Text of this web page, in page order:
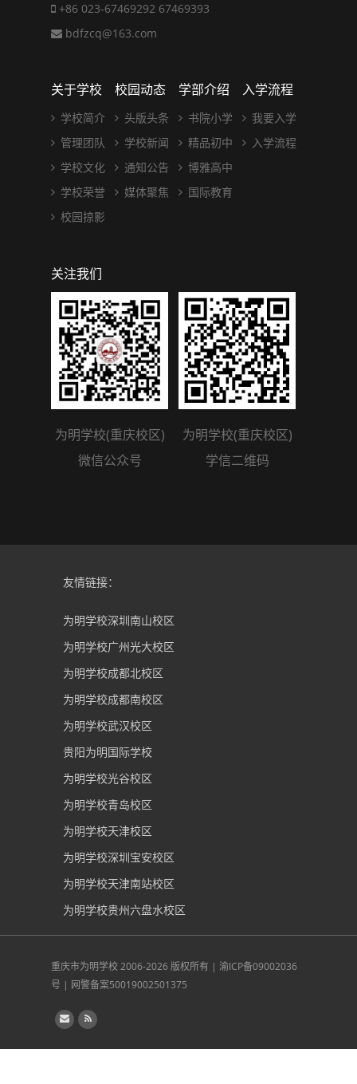
+86 023-67469292 67469393
bdfzcq@163.com
关于学校
学校简介
管理团队
学校文化
学校荣誉
校园掠影
校园动态
头版头条
学校新闻
通知公告
媒体聚焦
学部介绍
书院小学
精品初中
博雅高中
国际教育
入学流程
我要入学
入学流程
关注我们
为明学校(重庆校区)
微信公众号
为明学校(重庆校区)
学信二维码
友情链接：
为明学校深圳南山校区
为明学校广州光大校区
为明学校成都北校区
为明学校成都南校区
为明学校武汉校区
贵阳为明国际学校
为明学校光谷校区
为明学校青岛校区
为明学校天津校区
为明学校深圳宝安校区
为明学校天津南站校区
为明学校贵州六盘水校区
重庆市为明学校2006-2026 版权所有 | 渝ICP备09002036
号 | 网警备案50019002501375